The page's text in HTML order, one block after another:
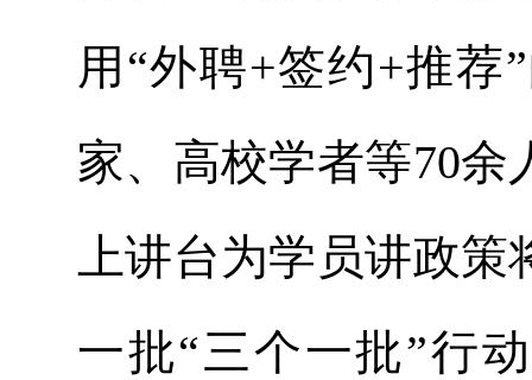
用“外聘+签约+推荐
家、高校学者等70
上讲台为学员讲政策
一批“三个一批”行